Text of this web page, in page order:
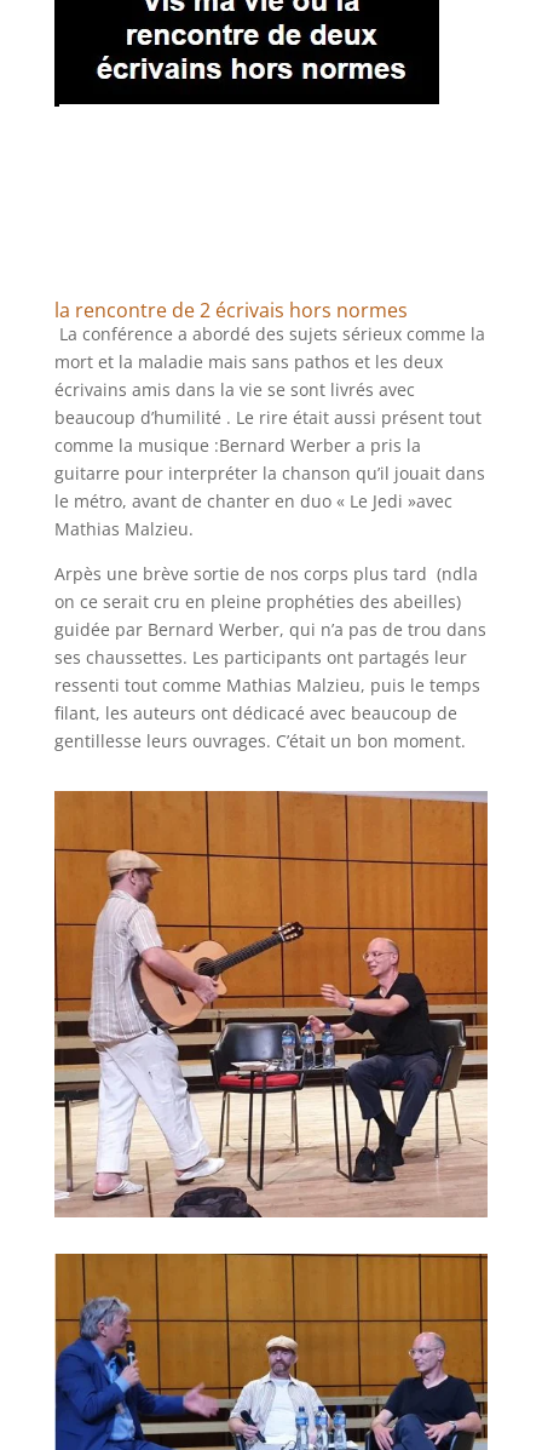
la rencontre de 2 écrivais hors normes
La conférence a abordé des sujets sérieux comme la
mort et la maladie mais sans pathos et les deux
écrivains amis dans la vie se sont livrés avec
beaucoup d’humilité . Le rire était aussi présent tout
comme la musique :Bernard Werber a pris la
guitarre pour interpréter la chanson qu’il jouait dans
le métro, avant de chanter en duo « Le Jedi »avec
Mathias Malzieu.
Arpès une brève sortie de nos corps plus tard (ndla
on ce serait cru en pleine prophéties des abeilles)
guidée par Bernard Werber, qui n’a pas de trou dans
ses chaussettes. Les participants ont partagés leur
ressenti tout comme Mathias Malzieu, puis le temps
filant, les auteurs ont dédicacé avec beaucoup de
gentillesse leurs ouvrages. C’était un bon moment.